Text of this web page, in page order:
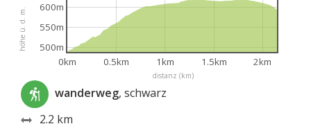
distanz (km)
höhe ü. d. m.
0km 0.5km 1km 1.5km 2km
500m
550m
600m
wanderweg, schwarz
2.2 km